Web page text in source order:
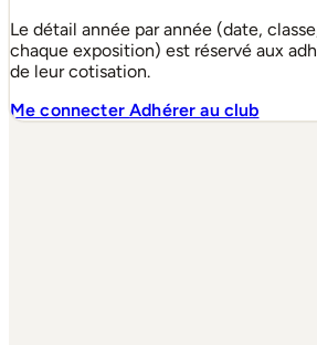
Le détail année par année (date,
chaque exposition) est réservé aux
de leur cotisation.
Me connecterAdhérer au club